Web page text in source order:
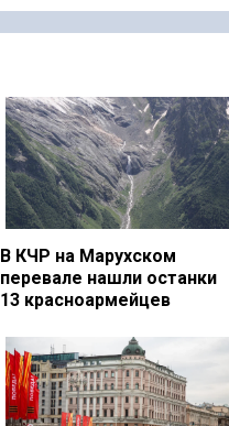
В КЧР на Марухском
перевале нашли останки
13 красноармейцев